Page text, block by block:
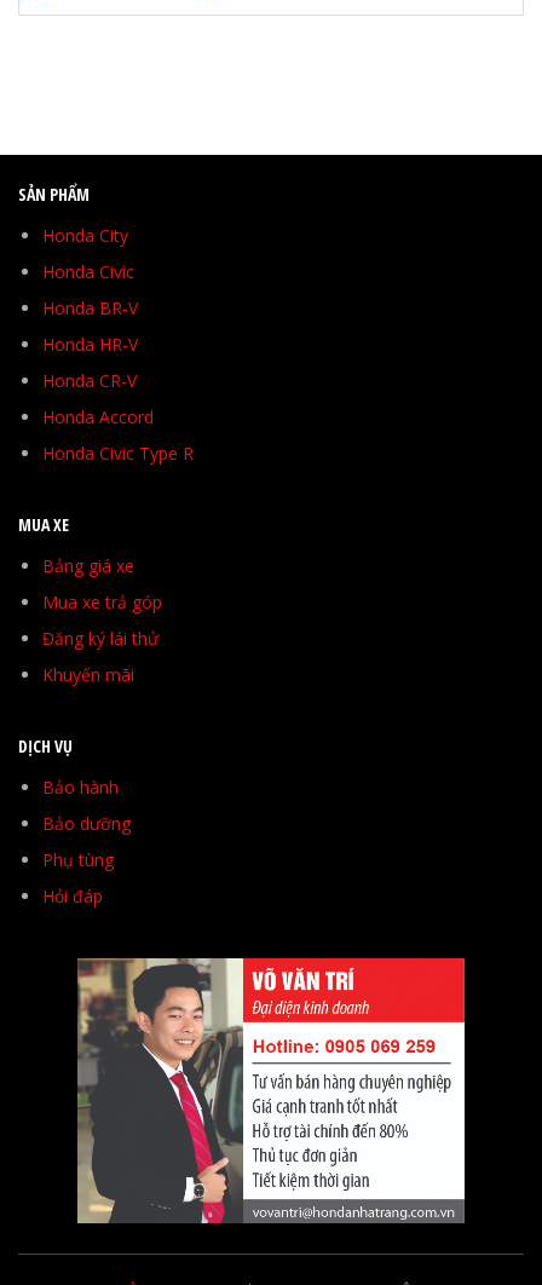
SẢN PHẨM
Honda City
Honda Civic
Honda BR-V
Honda HR-V
Honda CR-V
Honda Accord
Honda Civic Type R
MUA XE
Bảng giá xe
Mua xe trả góp
Đăng ký lái thử
Khuyến mãi
DỊCH VỤ
Bảo hành
Bảo dưỡng
Phụ tùng
Hỏi đáp